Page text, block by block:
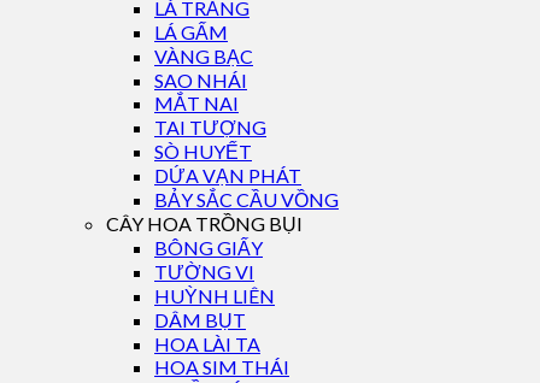
LÁ TRẮNG
LÁ GẤM
VÀNG BẠC
SAO NHÁI
MẮT NAI
TAI TƯỢNG
SÒ HUYẾT
DỨA VẠN PHÁT
BẢY SẮC CẦU VỒNG
CÂY HOA TRỒNG BỤI
BÔNG GIẤY
TƯỜNG VI
HUỲNH LIÊN
DÂM BỤT
HOA LÀI TA
HOA SIM THÁI